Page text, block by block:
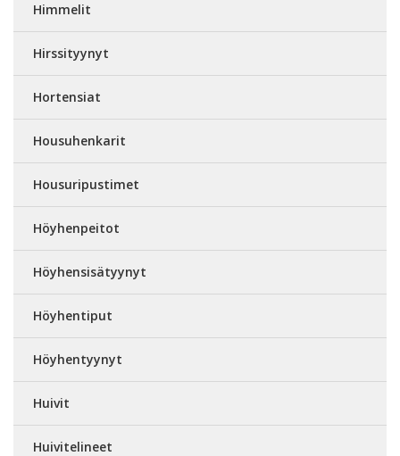
Himmelit
Hirssityynyt
Hortensiat
Housuhenkarit
Housuripustimet
Höyhenpeitot
Höyhensisätyynyt
Höyhentiput
Höyhentyynyt
Huivit
Huivitelineet